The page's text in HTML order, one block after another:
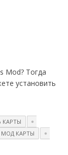
Mod? Тогда
установить
КАРТЫ
МОД КАРТЫ